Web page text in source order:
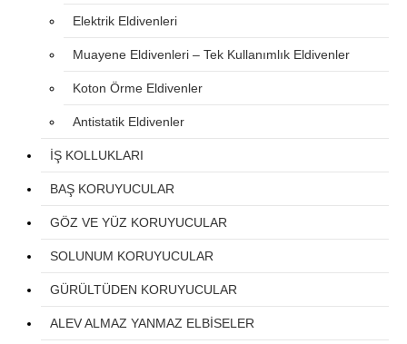
Elektrik Eldivenleri
Muayene Eldivenleri – Tek Kullanımlık Eldivenler
Koton Örme Eldivenler
Antistatik Eldivenler
İŞ KOLLUKLARI
BAŞ KORUYUCULAR
GÖZ VE YÜZ KORUYUCULAR
SOLUNUM KORUYUCULAR
GÜRÜLTÜDEN KORUYUCULAR
ALEV ALMAZ YANMAZ ELBİSELER